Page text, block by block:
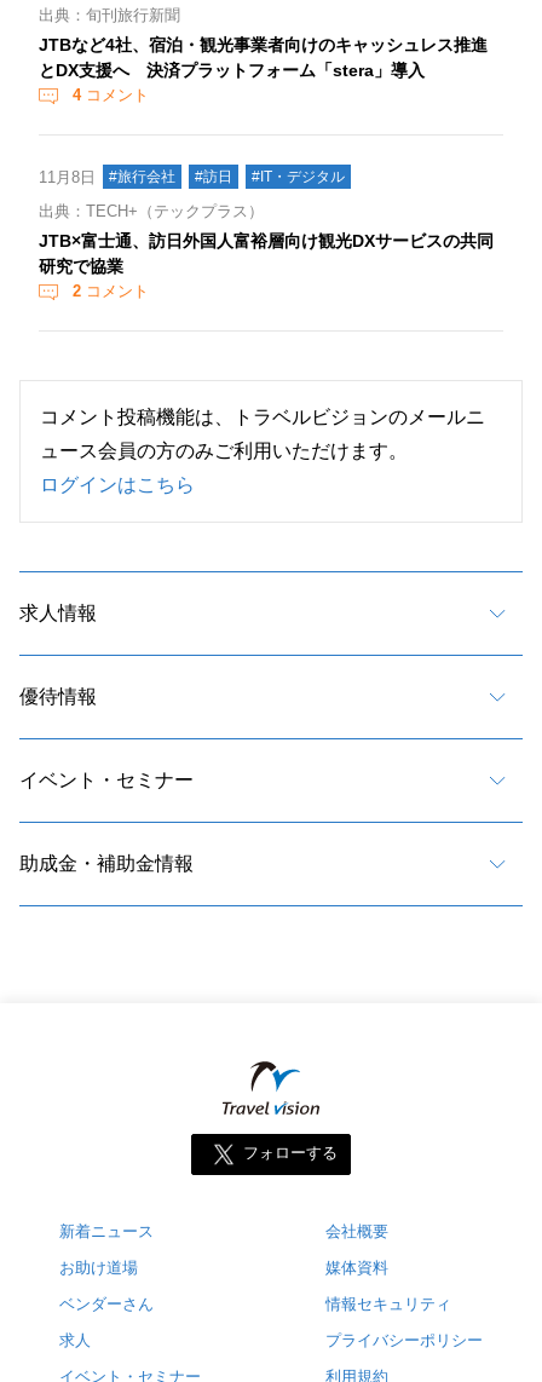
出典：旬刊旅行新聞
JTBなど4社、宿泊・観光事業者向けのキャッシュレス推進
とDX支援へ 決済プラットフォーム「stera」導入
4コメント
11月8日 #旅行会社 #訪日 #IT・デジタル
出典：TECH+（テックプラス）
JTB×富士通、訪日外国人富裕層向け観光DXサービスの共同
研究で協業
2 コメント
コメント投稿機能は、トラベルビジョンのメールニ
ュース会員の方のみご利用いただけます。
ログインはこちら
求人情報
優待情報
イベント・セミナー
助成金・補助金情報
フォローする
新着ニュース
お助け道場
ベンダーさん
求人
イベント・セミナー
会社概要
媒体資料
情報セキュリティ
プライバシーポリシー
利用規約